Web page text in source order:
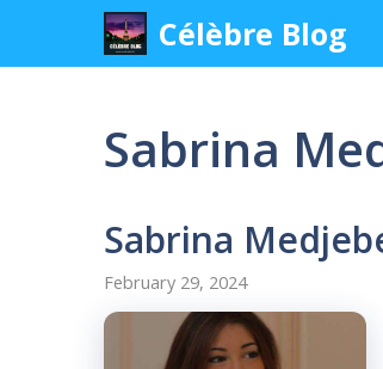
content
Célèbre Blog
Sabrina
Sabrina
February 29, 2024